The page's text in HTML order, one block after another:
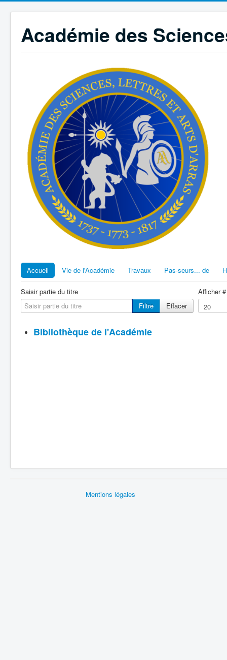
Académie des
Accueil Vie de l'Académie Travaux Pas-seurs... de
Saisir partie du titre
Filtre
Effacer
Afficher #
Bibliothèque de l'Académie
Mentions légales